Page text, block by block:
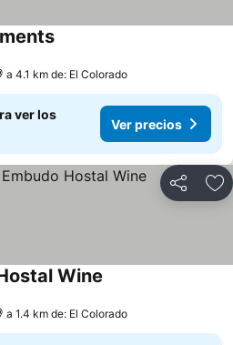
a 4.1 km de: El Colorado
ver los
Ver precios
Compartir
Wine
a 1.4 km de: El Colorado